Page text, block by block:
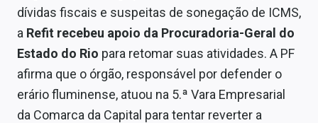
dívidas fiscais e suspeitas de sonegação de ICMS,
a Refit recebeu apoio da Procuradoria-Geral do
Estado do Rio para retomar suas atividades. A PF
afirma que o órgão, responsável por defender o
erário fluminense, atuou na 5.ª Vara Empresarial
da Comarca da Capital para tentar reverter a